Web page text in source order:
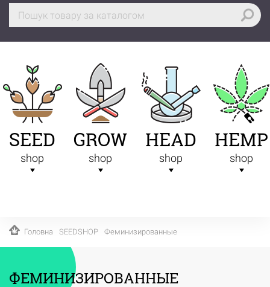
SEED
shop
GROW
shop
HEAD
shop
HEMP
shop
Головна SEEDSHOP Феминизированные
ФЕМИНИЗИРОВАННЫЕ